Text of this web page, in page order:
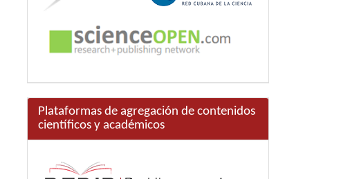
Plataformas de agregación de contenidos
científicos y académicos